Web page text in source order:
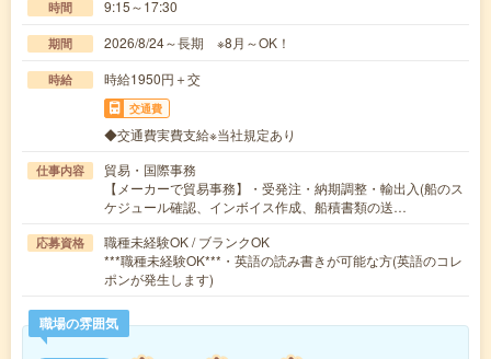
時間 9:15～17:30
期間 2026/8/24～長期 ※8月～OK！
時給 時給1950円＋交
交通費
◆交通費実費支給※当社規定あり
仕事内容
貿易・国際事務
【メーカーで貿易事務】・受発注・納期調整・輸出入(船のス
ケジュール確認、インボイス作成、船積書類の送…
応募資格
職種未経験OK / ブランクOK
***職種未経験OK***・英語の読み書きが可能な方(英語のコレ
ポンが発生します)
職場の雰囲気